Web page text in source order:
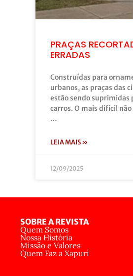
PRAÇAS
ERRADAS
Construídas para
urbanos, as praças das
estão sendo suprimidas
carros. O mais difícil
…
LEIA MAIS »
12/09/2025
SOBRE A REVISTA
Quem Somos
Nossa História
Missão e Valores
Quem Faz a Xapuri